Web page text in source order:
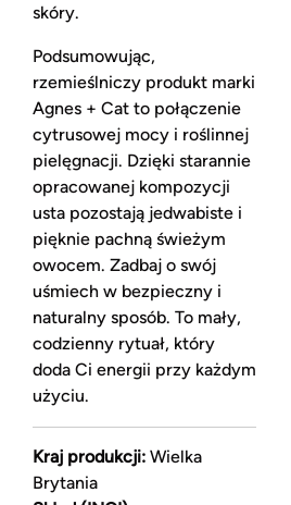
skóry.
Podsumowując,
rzemieślniczy produkt marki
Agnes + Cat to połączenie
cytrusowej mocy i roślinnej
pielęgnacji. Dzięki starannie
opracowanej kompozycji
usta pozostają jedwabiste i
pięknie pachną świeżym
owocem. Zadbaj o swój
uśmiech w bezpieczny i
naturalny sposób. To mały,
codzienny rytuał, który
doda Ci energii przy każdym
użyciu.
Kraj produkcji:Wielka
Brytania